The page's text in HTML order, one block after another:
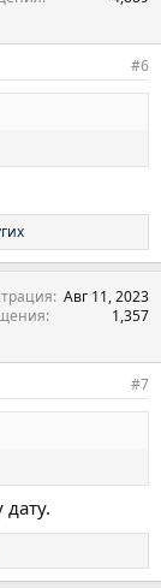
#6
Авг 11, 2023
1,357
#7